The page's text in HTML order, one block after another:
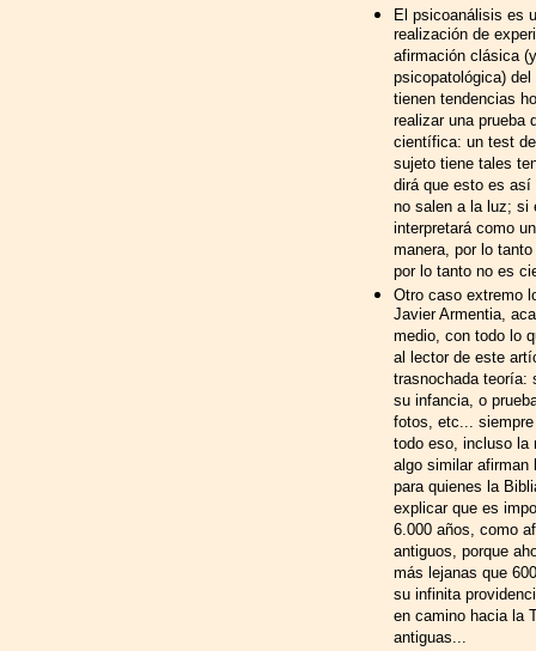
El psicoanálisis es
realización de
afirmación clásica
psicopatológica)
tienen tendencias
realizar una prueba
científica: un test
sujeto tiene tales
dirá que esto es
no salen a la luz; si
interpretará como
manera, por lo
por lo tanto no es
Otro caso extremo
Javier Armentia,
medio, con todo lo
al lector de este
trasnochada teoría:
su infancia, o
fotos, etc...
todo eso, incluso la
algo similar
para quienes la
explicar que es
6.000 años, como
antiguos, porque
más lejanas que
su infinita
en camino hacia la
antiguas...